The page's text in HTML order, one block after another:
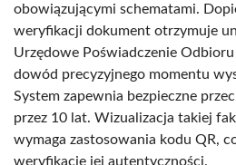
obowiązującymi schematami.
weryfikacji dokument otrzymuje
Urzędowe Poświadczenie
dowód precyzyjnego momentu
System zapewnia bezpieczne
przez 10 lat. Wizualizacja takiej
wymaga zastosowania kodu QR,
weryfikację jej autentyczności.